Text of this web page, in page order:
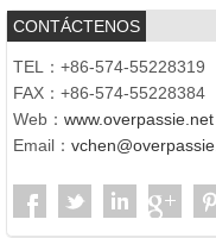
CONTÁCTENOS
TEL：+86-574-55228319
FAX：+86-574-55228384
Web： www.overpassie.net
Email：